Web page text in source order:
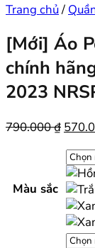
Trang chủ/
[Mới] Áo
chính
2023
790.000₫ Giá
là:
Màu sắc